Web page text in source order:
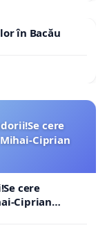
în Bacău
cere
Ciprian
cere
Ciprian